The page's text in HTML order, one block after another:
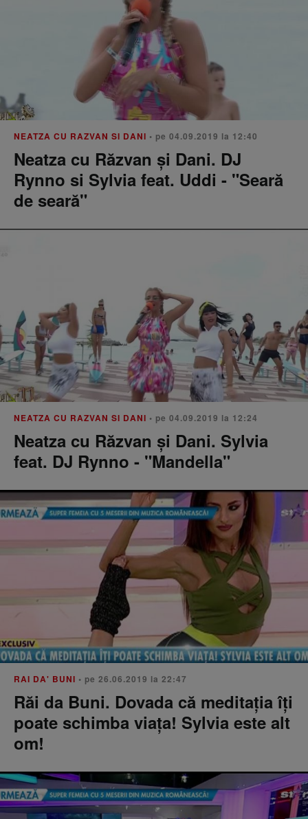
NEATZA CU RAZVAN SI DANI • pe 04.09.2019 la 12:40
Neatza cu Răzvan şi Dani. DJ
Rynno si Sylvia feat. Uddi - "Seară
de seară"
NEATZA CU RAZVAN SI DANI • pe 04.09.2019 la 12:24
Neatza cu Răzvan şi Dani. Sylvia
feat. DJ Rynno - "Mandella"
RAI DA' BUNI • pe 26.06.2019 la 22:47
Răi da Buni. Dovada că meditația îți
poate schimba viața! Sylvia este alt
om!